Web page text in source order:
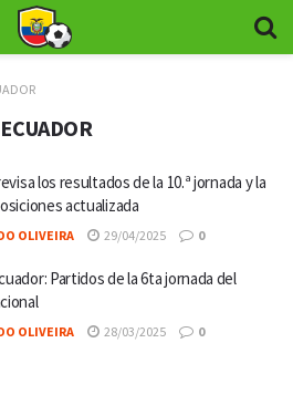
los resultados de la 10.ª jornada y la
actualizada
OLIVEIRA 29/04/2025 0
Partidos de la 6ta jornada del
OLIVEIRA 28/03/2025 0